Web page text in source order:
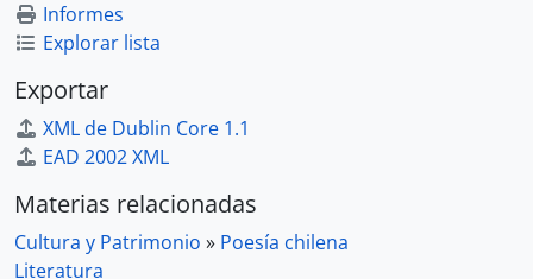
Informes
Explorar lista
Exportar
XML de Dublin Core 1.1
EAD 2002 XML
Materias relacionadas
Cultura y Patrimonio » Poesía chilena
Literatura